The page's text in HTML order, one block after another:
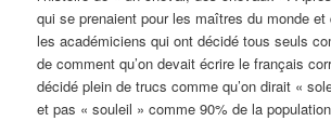
qui se prenaient pour les maîtres du monde et
les académiciens qui ont décidé tous seuls
de comment qu’on devait écrire le français
décidé plein de trucs comme qu’on dirait «
et pas « souleil » comme 90% de la